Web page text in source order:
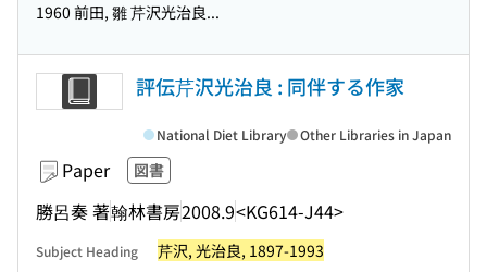
1960 前田, 雛 芹沢光治良...
評伝芹沢光治良 : 同伴する作家
Paper 図書
勝呂奏 著翰林書房2008.9<KG614-J44>
National Diet Library Other Libraries in Japan
Subject Heading 芹沢, 光治良, 1897-1993